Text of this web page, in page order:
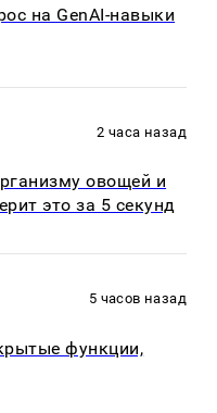
на GenAI-навыки
2 часа назад
овощей и
это за 5 секунд
5 часов назад
функции,